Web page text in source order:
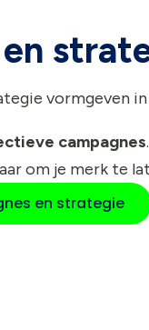
vormgeven in
campagnes
om je merk te
en strategie